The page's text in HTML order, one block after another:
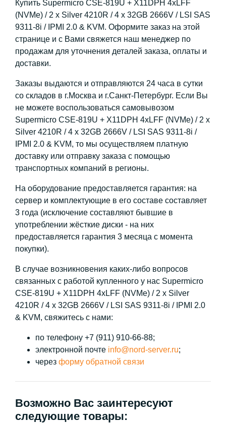
Купить Supermicro CSE-819U + X11DPH 4xLFF
(NVMe) / 2 x Silver 4210R / 4 x 32GB 2666V / LSI SAS
9311-8i / IPMI 2.0 & KVM. Оформите заказ на этой
странице и с Вами свяжется наш менеджер по
продажам для уточнения деталей заказа, оплаты и
доставки.
Заказы выдаются и отправляются 24 часа в сутки
со складов в г.Москва и г.Санкт-Петербург. Если Вы
не можете воспользоваться самовывозом
Supermicro CSE-819U + X11DPH 4xLFF (NVMe) / 2 x
Silver 4210R / 4 x 32GB 2666V / LSI SAS 9311-8i /
IPMI 2.0 & KVM, то мы осуществляем платную
доставку или отправку заказа с помощью
транспортных компаний в регионы.
На оборудование предоставляется гарантия: на
сервер и комплектующие в его составе составляет
3 года (исключение составляют бывшие в
употреблении жёсткие диски - на них
предоставляется гарантия 3 месяца с момента
покупки).
В случае возникновения каких-либо вопросов
связанных с работой купленного у нас Supermicro
CSE-819U + X11DPH 4xLFF (NVMe) / 2 x Silver
4210R / 4 x 32GB 2666V / LSI SAS 9311-8i / IPMI 2.0
& KVM, свяжитесь с нами:
по телефону +7 (911) 910-66-88;
электронной почте info@nord-server.ru;
через форму обратной связи
Возможно Вас заинтересуют
следующие товары: